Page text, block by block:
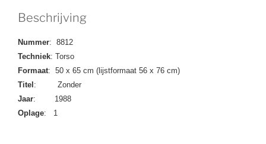
Beschrijving
Nummer: 8812
Techniek: Torso
Formaat: 50 x 65 cm (lijstformaat 56 x 76 cm)
Titel: Zonder
Jaar: 1988
Oplage: 1